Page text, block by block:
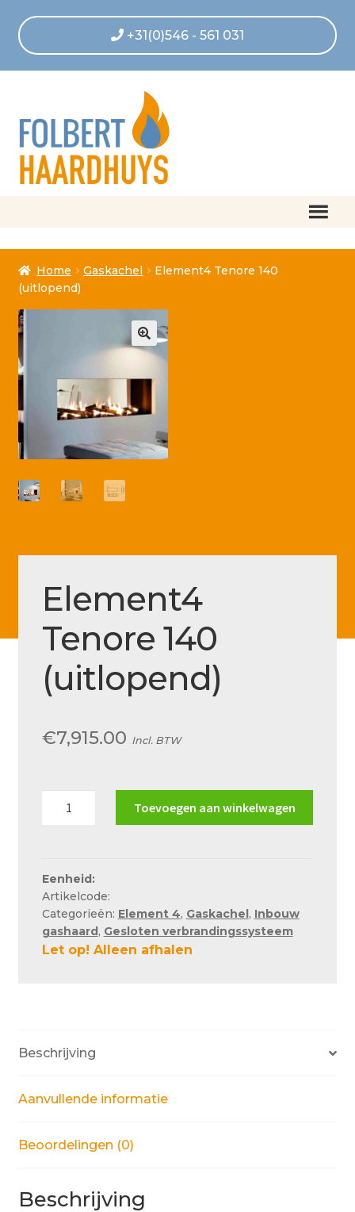
+31(0)546 - 561 031
Afrekenen
Algemene voorwaarden
Betaling geannuleerd
Betaling voltooid
FAQ
Klantenservice
Betaalmethode
Sample Page
Service en onderhoud
Showroom
Home Gaskachel
Element4 Tenore 140
(uitlopend)
Element4
Tenore 140
(uitlopend)
€7,915.00 Incl. BTW
aantal
Toevoegen aan winkelwagen
Eenheid:
Artikelcode:
Categorieën: Element 4, Gaskachel, Inbouw
gashaard, Gesloten verbrandingssysteem
Let op! Alleen afhalen
Beschrijving
Aanvullende informatie
Beoordelingen (0)
Beschrijving